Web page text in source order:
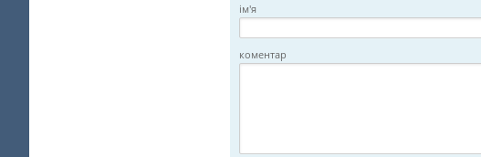
ім'я
коментар